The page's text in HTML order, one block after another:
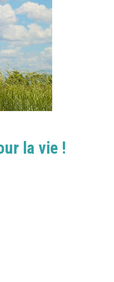
la vie !